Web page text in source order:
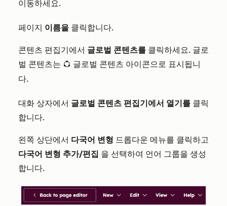
이동하세요.
페이지 이름을 클릭합니다.
콘텐츠 편집기에서 글로벌 콘텐츠를 클릭하세요. 글로
벌 콘텐츠는 globalGroup 글로벌 콘텐츠 아이콘으로 표시됩니
다.
대화 상자에서 글로벌 콘텐츠 편집기에서 열기를 클릭
합니다.
왼쪽 상단에서 다국어 변형 드롭다운 메뉴를 클릭하고
다국어 변형 추가/편집 을 선택하여 언어 그룹을 생성
합니다.